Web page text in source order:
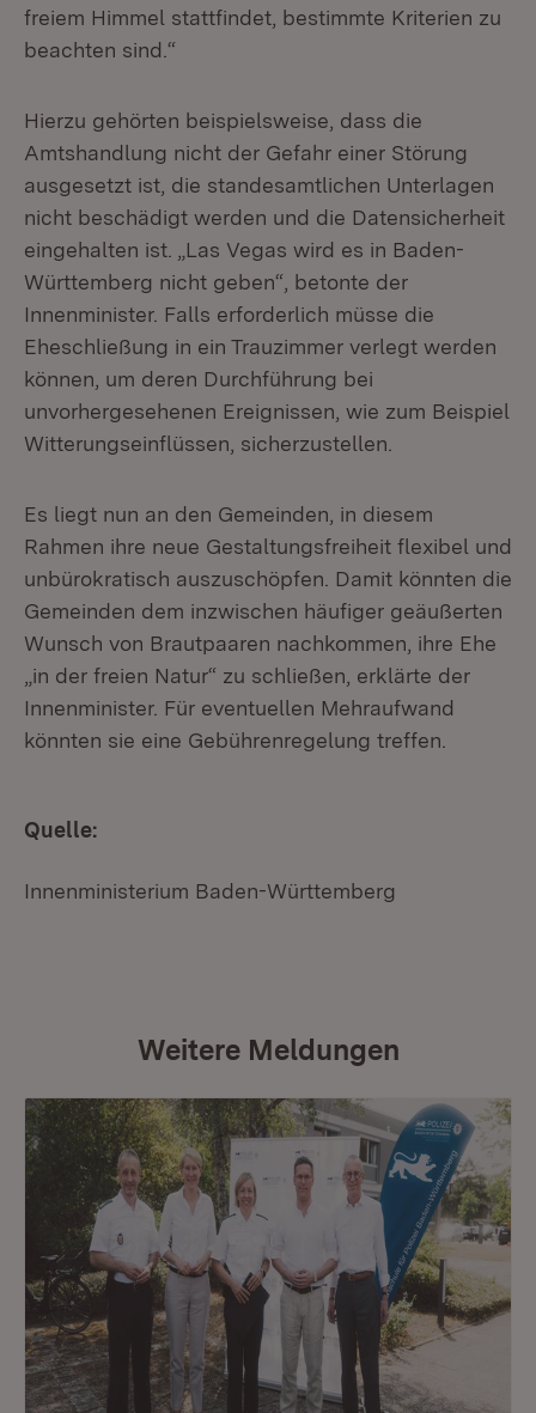
freiem Himmel stattfindet, bestimmte Kriterien zu
beachten sind.“
Hierzu gehörten beispielsweise, dass die
Amtshand­lung nicht der Gefahr einer Störung
ausgesetzt ist, die standesamtlichen Unterlagen
nicht beschädigt werden und die Datensicherheit
eingehalten ist. „Las Vegas wird es in Baden-
Württemberg nicht geben“, betonte der
Innenminister. Falls erforderlich müsse die
Eheschließung in ein Trauzimmer verlegt werden
können, um deren Durchführung bei
unvorhergesehenen Ereignissen, wie zum Beispiel
Witterungseinflüssen, sicherzustellen.
Es liegt nun an den Gemeinden, in diesem
Rahmen ihre neue Gestaltungsfreiheit flexibel und
unbürokratisch auszuschöpfen. Damit könnten die
Gemeinden dem inzwischen häufiger geäußerten
Wunsch von Brautpaaren nachkommen, ihre Ehe
„in der freien Natur“ zu schließen, erklärte der
Innenminister. Für eventuellen Mehraufwand
könnten sie eine Gebührenregelung treffen.
Quelle:
Innenministerium Baden-Württemberg
Weitere Meldungen